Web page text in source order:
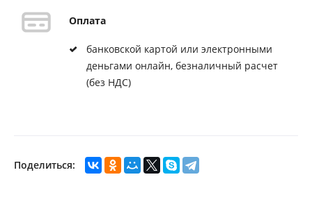
Оплата
банковской картой или электронными
деньгами онлайн, безналичный расчет
(без НДС)
Поделиться: